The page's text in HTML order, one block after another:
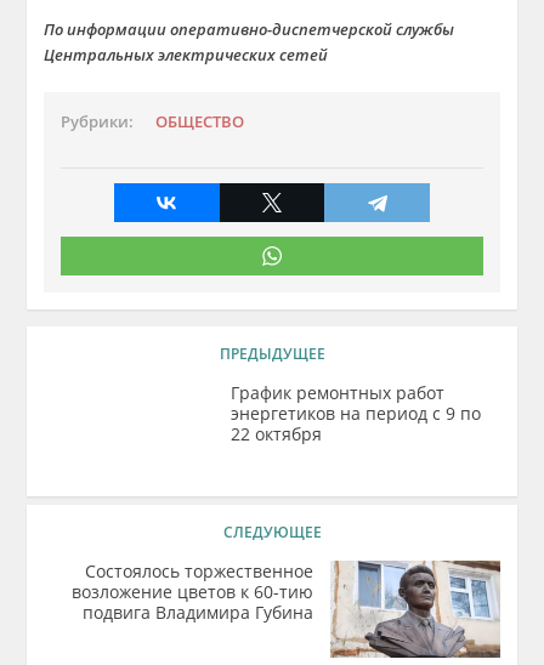
По информации оперативно-диспетчерской службы
Центральных электрических сетей
Рубрики: ОБЩЕСТВО
ПРЕДЫДУЩЕЕ
График ремонтных работ
энергетиков на период с 9 по
22 октября
СЛЕДУЮЩЕЕ
Состоялось торжественное
возложение цветов к 60-тию
подвига Владимира Губина